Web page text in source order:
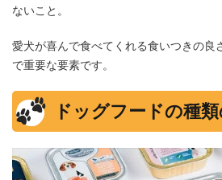
ないこと。
愛犬が喜んで食べてくれる食いつきの良
で重要な要素です。
ドッグフードの種